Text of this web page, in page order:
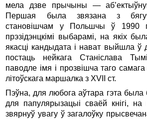
мела дзве прычыны —
Першая была звязана з
становішчам у Польшчы ў 1990
прэзідэнцкімі выбарамі, на якіх
якасці кандыдата і нават выйшла ў
постаць нейкага Станіслава
паводле імя і прозвішча таго
літоўскага маршалка з XVII ст.
Пэўна, для любога аўтара гэта была
для папулярызацыі сваёй кнігі,
звярнуў увагу ў загалоўку